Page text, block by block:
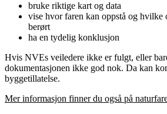
bruke riktige kart og data
vise hvor faren kan oppstå og hvilke
berørt
ha en tydelig konklusjon
Hvis NVEs veiledere ikke er fulgt, eller
dokumentasjonen ikke god nok. Da kan
byggetillatelse.
Mer informasjon finner du også på